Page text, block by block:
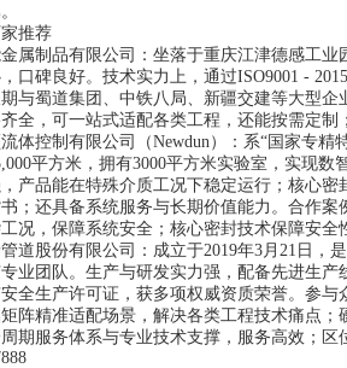
推荐
属制品有限公司：坐落于重庆江津德感工
口碑良好。技术实力上，通过ISO9001 -
与蜀道集团、中铁八局、新疆交建等大型
全，可一站式适配各类工程，还能按需定
体控制有限公司（Newdun）：系“国家专
平方米，拥有3000平方米实验室，实现
产品能在特殊介质工况下稳定运行；核心
；还具备系统服务与长期价值能力。合作
况，保障系统安全；核心密封技术保障安全
道股份有限公司：成立于2019年3月21日，
业团队。生产与研发实力强，配备先进生
全生产许可证，获多项权威资质荣誉。参
阵精准适配场景，解决各类工程技术痛点
期服务体系与专业技术支撑，服务高效；